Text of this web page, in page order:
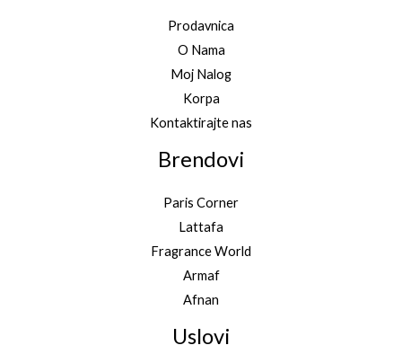
Prodavnica
O Nama
Moj Nalog
Korpa
Kontaktirajte nas
Brendovi
Paris Corner
Lattafa
Fragrance World
Armaf
Afnan
Uslovi